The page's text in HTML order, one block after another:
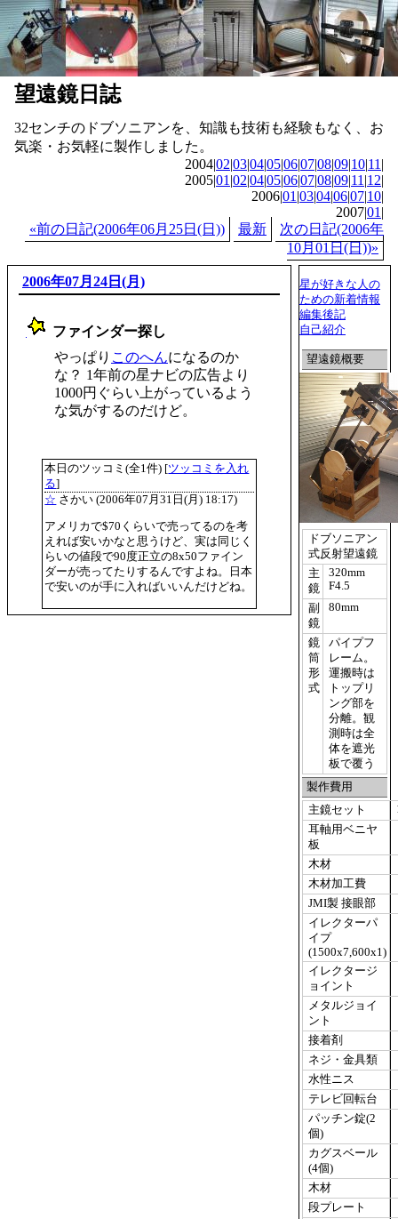
望遠鏡日誌
32センチのドブソニアンを、知識も技術も経験もなく、お
気楽・お気軽に製作しました。
2004|02|03|04|05|06|07|08|09|10|11 |
2005|01 |02|04|05|06|07|08|09|11 |12|
2006|01 |03|04|06|07|10|
2007|01 |
«前の日記(2006年06月25日(日))
最新
次の日記(2006年
10月01日(日))»
2006年07月24日(月)
ファインダー探し
やっぱり このへんになるのか
な？ 1年前の星ナビの広告より
1000円ぐらい上がっているよう
な気がするのだけど。
本日のツッコミ(全1件) [ツッコミを入れ
る]
☆ さかい (2006年07月31日(月) 18:17)
アメリカで$70くらいで売ってるのを考
えれば安いかなと思うけど、実は同じく
らいの値段で90度正立の8x50ファイン
ダーが売ってたりするんですよね。日本
で安いのが手に入ればいいんだけどね。
星が好きな人の
ための新着情報
編集後記
自己紹介
望遠鏡概要
ドブソニアン
式反射望遠鏡
主
鏡
320mm
F4.5
副
鏡
80mm
鏡
筒
形
式
パイプフ
レーム。
運搬時は
トップリ
ング部を
分離。観
測時は全
体を遮光
板で覆う
製作費用
主鏡セット
耳軸用ベニヤ
板
木材
木材加工費
JMI製 接眼部
イレクターパ
イプ
(1500x7,600x1)
イレクタージ
ョイント
メタルジョイ
ント
接着剤
ネジ・金具類
水性ニス
テレビ回転台
パッチン錠(2
個)
カグスベール
(4個)
木材
段プレート